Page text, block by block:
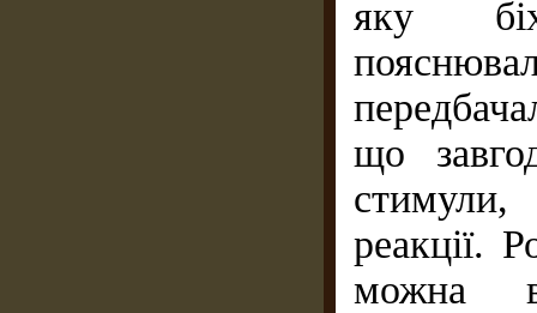
яку
що
стимули,
реакції.
можна